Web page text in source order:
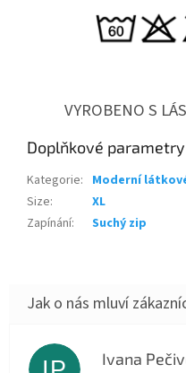
VYROBENO S
Doplňkové parametry
Kategorie: Moderní
Size:
XL
Zapínání: Suchý zip
Ivana